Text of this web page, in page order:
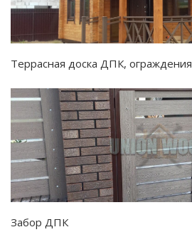
Террасная доска ДПК, ограждения
Забор ДПК